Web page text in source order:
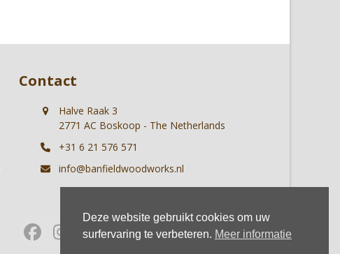
Contact
Halve Raak 3
2771 AC Boskoop - The Netherlands
+31 6 21 576 571
info@banfieldwoodworks.nl
Facebook
Instagram
Whatsapp
Deze website gebruikt cookies om uw
surfervaring te verbeteren. Meer informatie